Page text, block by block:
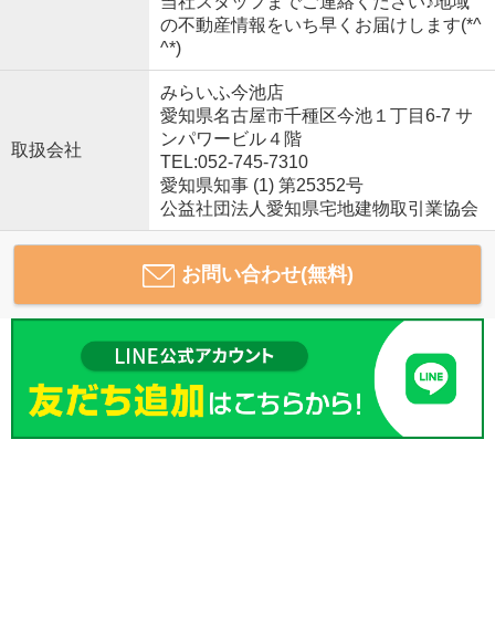
の不動産情報をいち早くお届けします(*^
^*)
取扱会社
みらいふ今池店
愛知県名古屋市千種区今池１丁目6-7 サ
ンパワービル４階
TEL:052-745-7310
愛知県知事 (1) 第25352号
公益社団法人愛知県宅地建物取引業協会
お問い合わせ(無料)